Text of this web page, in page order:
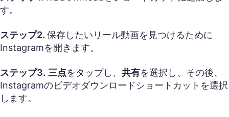
す。
ステップ2. 保存したいリール動画を見つけるために
Instagramを開きます。
ステップ3. 三点をタップし、 共有を選択し、その後、
Instagramのビデオダウンロードショートカットを選択
します。